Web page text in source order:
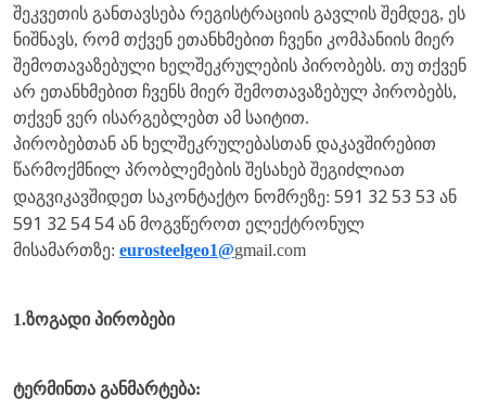
შეკვეთის განთავსება რეგისტრაციის გავლის შემდეგ, ეს
ნიშნავს, რომ თქვენ ეთანხმებით ჩვენი კომპანიის მიერ
შემოთავაზებული ხელშეკრულების პირობებს. თუ თქვენ
არ ეთანხმებით ჩვენს მიერ შემოთავაზებულ პირობებს,
თქვენ ვერ ისარგებლებთ ამ საიტით.
პირობებთან ან ხელშეკრულებასთან დაკავშირებით
წარმოქმნილ პრობლემების შესახებ შეგიძლიათ
დაგვიკავშიდეთ საკონტაქტო ნომრეზე: 591 32 53 53 ან
591 32 54 54 ან მოგვწეროთ ელექტრონულ
მისამართზე: eurosteelgeo1@gmail.com
1.ზოგადი პირობები
ტერმინთა განმარტება: